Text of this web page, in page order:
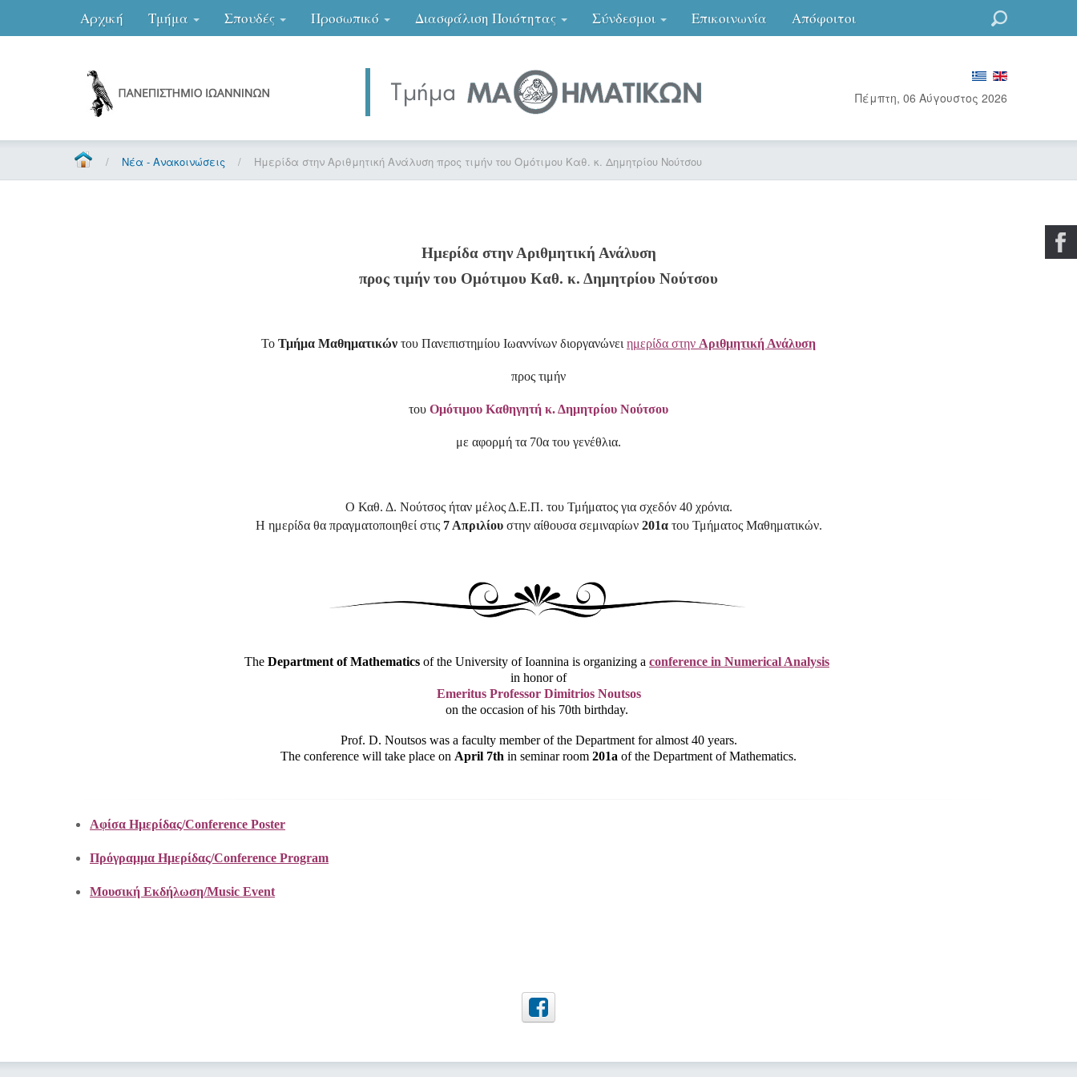
Αρχική Τμήμα Σπουδές Προσωπικό Διασφάλιση Ποιότητας Σύνδεσμοι Επικοινωνία Απόφοιτοι
Πέμπτη, 06 Αύγουστος 2026
/ Νέα - Ανακοινώσεις / Ημερίδα στην Αριθμητική Ανάλυση προς τιμήν του Ομότιμου Καθ. κ. Δημητρίου Νούτσου
Ημερίδα στην Αριθμητική Ανάλυση
προς τιμήν του Ομότιμου Καθ. κ. Δημητρίου Νούτσου
Το Τμήμα Μαθηματικών του Πανεπιστημίου Ιωαννίνων διοργανώνει ημερίδα στην Αριθμητική Ανάλυση
προς τιμήν
του Ομότιμου Καθηγητή κ. Δημητρίου Νούτσου
με αφορμή τα 70α του γενέθλια.
Ο Καθ. Δ. Νούτσος ήταν μέλος Δ.Ε.Π. του Τμήματος για σχεδόν 40 χρόνια.
Η ημερίδα θα πραγματοποιηθεί στις 7 Απριλίουστην αίθουσα σεμιναρίων 201ατου Τμήματος Μαθηματικών.
The Department of Mathematics of the University of Ioannina is organizing a conference in Numerical Analysis
in honor of
Emeritus Professor Dimitrios Noutsos
on the occasion of his 70th birthday.
Prof. D. Noutsos was a faculty member of the Department for almost 40 years.
The conference will take place on April 7th in seminar room 201a of the Department of Mathematics.
Αφίσα Ημερίδας/Conference Poster
Πρόγραμμα Ημερίδας/Conference Program
Μουσική Εκδήλωση/Music Event